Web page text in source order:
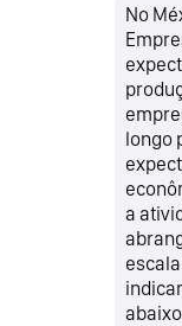
No
longo
a